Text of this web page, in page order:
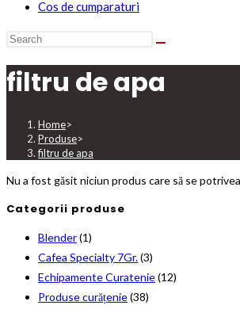
Cos de cumparaturi
filtru de apa
Home>
Produse>
filtru de apa
Nu a fost găsit niciun produs care să se
Categorii produse
Blender(1)
Cafea Specialty 7Gr.(3)
Echipamente Curatenie(12)
Produse curățenie(38)